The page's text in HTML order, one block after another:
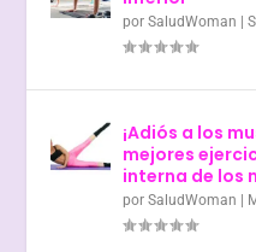
porSaludWoman |
¡Adiós a los
mejores
interna de los
porSaludWoman